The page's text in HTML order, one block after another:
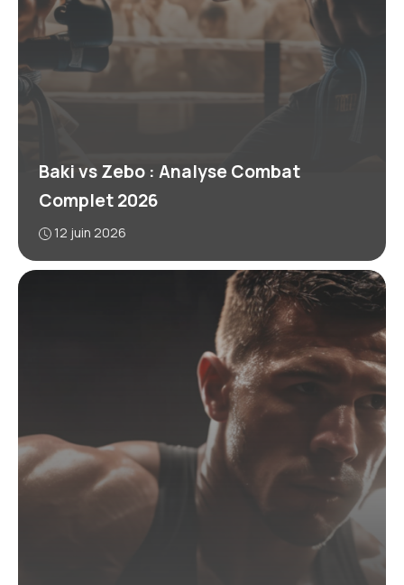
Baki vs Zebo : Analyse Combat
Complet 2026
12 juin 2026